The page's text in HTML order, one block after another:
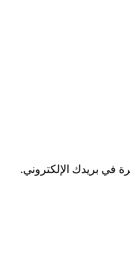
في بريدك الإلكتروني.